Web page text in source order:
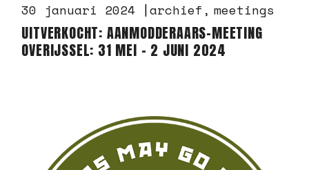
30 januari 2024 archief meetings
UITVERKOCHT: AANMODDERAARS-MEETING
OVERIJSSEL: 31 MEI – 2 JUNI 2024